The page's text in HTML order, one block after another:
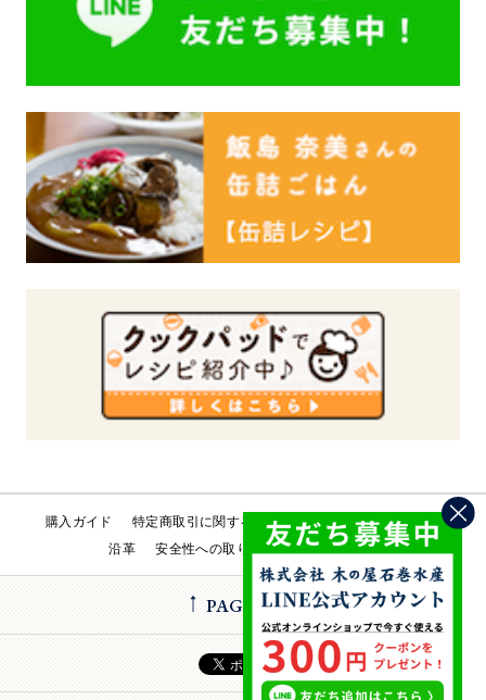
購入ガイド 特定商取引に関する法律 会社概要
工場直売所
沿革
安全性への取り組み お問い合わせ
PAGE TOP